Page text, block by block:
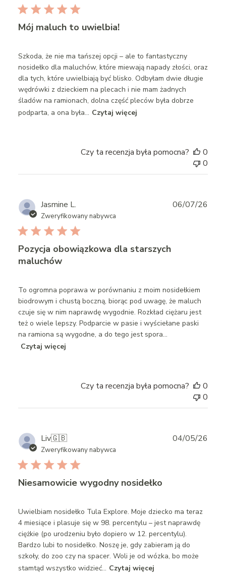
Mój maluch to uwielbia!
Szkoda, że nie ma tańszej opcji – ale to fantastyczny
nosidełko dla maluchów, które miewają napady złości, oraz
dla tych, które uwielbiają być blisko. Odbyłam dwie długie
wędrówki z dzieckiem na plecach i nie mam żadnych
śladów na ramionach, dolna część pleców była dobrze
podparta, a ona była... Czytaj więcej
Czy ta recenzja była pomocna?
0
0
Jasmine L.
Zweryfikowany nabywca
Pozycja obowiązkowa dla starszych
maluchów
To ogromna poprawa w porównaniu z moim nosidełkiem
biodrowym i chustą boczną, biorąc pod uwagę, że maluch
czuje się w nim naprawdę wygodnie. Rozkład ciężaru jest
też o wiele lepszy. Podparcie w pasie i wyściełane paski
na ramiona są wygodne, a do tego jest spora...
Czytaj więcej
06/07/26
Czy ta recenzja była pomocna?
0
0
Liv🇬🇧
Zweryfikowany nabywca
Niesamowicie wygodny nosidełko
Uwielbiam nosidełko Tula Explore. Moje dziecko ma teraz
4 miesiące i plasuje się w 98. percentylu – jest naprawdę
ciężkie (po urodzeniu było dopiero w 12. percentylu).
Bardzo lubi to nosidełko. Noszę je, gdy zabieram ją do
szkoły, do zoo czy na spacer. Woli je od wózka, bo może
stamtąd wszystko widzieć... Czytaj więcej
04/05/26